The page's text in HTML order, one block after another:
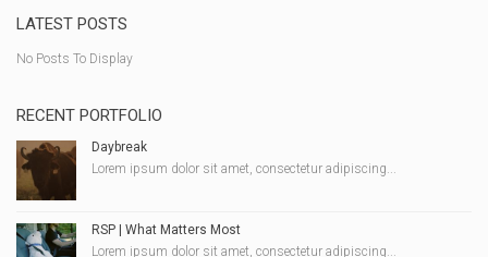
LATEST POSTS
No Posts To Display
RECENT PORTFOLIO
Daybreak
Lorem ipsum dolor sit amet, consectetur adipiscing...
RSP | What Matters Most
Lorem ipsum dolor sit amet, consectetur adipiscing...